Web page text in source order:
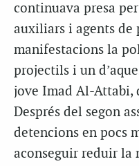
continuava presa
auxiliars i agents de
manifestacions la
projectils i un
jove Imad Al-Attabi,
Després del segon
detencions en pocs
aconseguir reduir la